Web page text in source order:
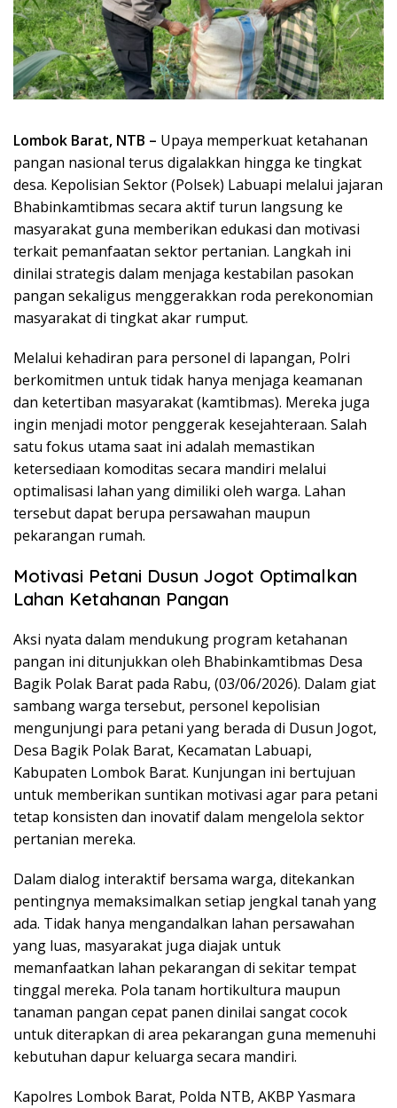
Lombok Barat, NTB – Upaya memperkuat ketahanan
pangan nasional terus digalakkan hingga ke tingkat
desa. Kepolisian Sektor (Polsek) Labuapi melalui jajaran
Bhabinkamtibmas secara aktif turun langsung ke
masyarakat guna memberikan edukasi dan motivasi
terkait pemanfaatan sektor pertanian. Langkah ini
dinilai strategis dalam menjaga kestabilan pasokan
pangan sekaligus menggerakkan roda perekonomian
masyarakat di tingkat akar rumput.
Melalui kehadiran para personel di lapangan, Polri
berkomitmen untuk tidak hanya menjaga keamanan
dan ketertiban masyarakat (kamtibmas). Mereka juga
ingin menjadi motor penggerak kesejahteraan. Salah
satu fokus utama saat ini adalah memastikan
ketersediaan komoditas secara mandiri melalui
optimalisasi lahan yang dimiliki oleh warga. Lahan
tersebut dapat berupa persawahan maupun
pekarangan rumah.
Motivasi Petani Dusun Jogot Optimalkan
Lahan Ketahanan Pangan
Aksi nyata dalam mendukung program ketahanan
pangan ini ditunjukkan oleh Bhabinkamtibmas Desa
Bagik Polak Barat pada Rabu, (03/06/2026). Dalam giat
sambang warga tersebut, personel kepolisian
mengunjungi para petani yang berada di Dusun Jogot,
Desa Bagik Polak Barat, Kecamatan Labuapi,
Kabupaten Lombok Barat. Kunjungan ini bertujuan
untuk memberikan suntikan motivasi agar para petani
tetap konsisten dan inovatif dalam mengelola sektor
pertanian mereka.
Dalam dialog interaktif bersama warga, ditekankan
pentingnya memaksimalkan setiap jengkal tanah yang
ada. Tidak hanya mengandalkan lahan persawahan
yang luas, masyarakat juga diajak untuk
memanfaatkan lahan pekarangan di sekitar tempat
tinggal mereka. Pola tanam hortikultura maupun
tanaman pangan cepat panen dinilai sangat cocok
untuk diterapkan di area pekarangan guna memenuhi
kebutuhan dapur keluarga secara mandiri.
Kapolres Lombok Barat, Polda NTB, AKBP Yasmara